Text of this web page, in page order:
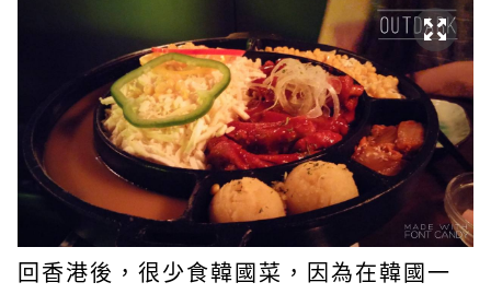
回香港後，很少食韓國菜，因為在韓國一